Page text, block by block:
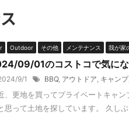
Outdoor その他 メンテナンス 我が家
09/01のコストコで気に
9/1 BBQ, アウトドア, キャンプ
、更地を買ってプライベートキャ
思って土地を探しています。 久し
ック